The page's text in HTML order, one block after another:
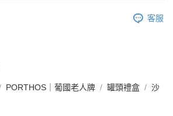
客服
PORTHOS｜葡國老人牌 罐頭禮盒
沙